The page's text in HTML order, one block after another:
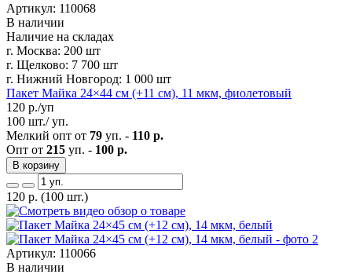
Артикул: 110068
В наличии
Наличие на складах
г. Москва: 200 шт
г. Щелково: 7 700 шт
г. Нижний Новгород: 1 000 шт
Пакет Майка 24×44 см (+11 см), 11 мкм, фиолетовый
120 р./уп
100 шт./ уп.
Мелкий опт от 79 уп. - 110 р.
Опт от 215 уп. - 100 р.
В корзину
120 р. (100 шт.)
Артикул: 110066
В наличии